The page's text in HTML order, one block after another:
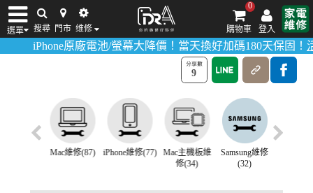
選單 搜尋 門市 维修 登入
0
購物車
iPhone維修/價格 筆電維修/價格 Android手機維修/價格 MacBook維修/價
原廠電池/螢幕大降價！當天換好加碼180天保固！活動詳情請
iPhone換電池
首頁>維修講座>iPhone換電池
9
Mac維修(87) iPhone維修(77)
Mac主機板維
修(34)
Samsung維修
(32)